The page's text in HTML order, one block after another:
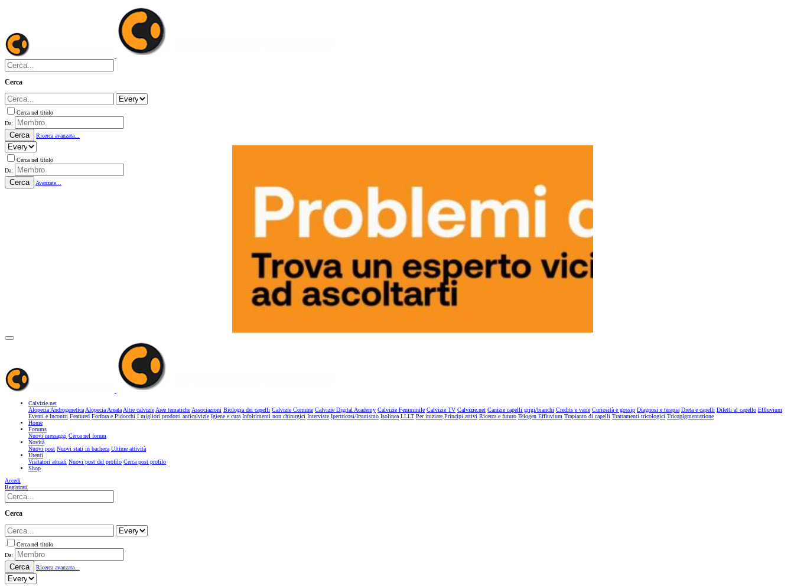
Cerca
Cerca nel titolo
Da:
Cerca Ricerca avanzata...
Cerca nel titolo
Da:
Cerca Avanzate...
Calvizie.net
Alopecia AndrogeneticaAlopecia AreataAltre calvizieAree tematicheAssociazioni Biologia dei capelli Calvizie Comune Calvizie Digital Academy Calvizie Femminile Calvizie TV Calvizie.net Canizie capelli grigi/bianchi Credits e varie Curiosità e gossip Diagnosi e terapia Dieta e capelli Difetti al capello Effluvium
Eventi e Incontri Featured Forfora e Pidocchi I migliori prodotti anticalvizie Igiene e cura Infoltimenti non chirurgici Interviste Ipertricosi/Irsutismo Isolinea LLLT Per iniziare Principi attivi Ricerca e futuro Telogen Effluvium Trapianto di capelli Trattamenti tricologici Tricopigmentazione
Home
Forums
Nuovi messaggi Cerca nel forum
Novità
Nuovi post Nuovi stati in bacheca Ultime attività
Utenti
Visitatori attuali Nuovi post del profilo Cerca post profilo
Shop
Accedi
Registrati
Cerca
Cerca nel titolo
Da:
Cerca Ricerca avanzata...